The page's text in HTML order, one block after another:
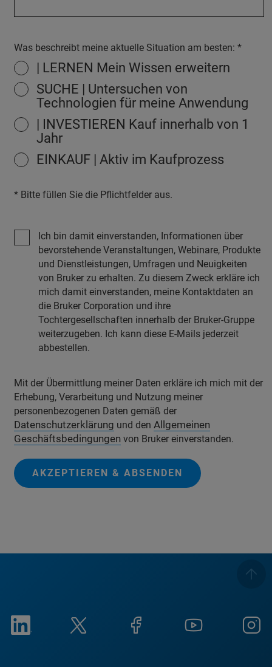
Was beschreibt meine aktuelle Situation am besten:
| LERNEN Mein Wissen erweitern
SUCHE | Untersuchen von
Technologien für meine Anwendung
| INVESTIEREN Kauf innerhalb von 1
Jahr
EINKAUF | Aktiv im Kaufprozess
* Bitte füllen Sie die Pflichtfelder aus.
Ich bin damit einverstanden, Informationen über
bevorstehende Veranstaltungen, Webinare, Produkte
und Dienstleistungen, Umfragen und Neuigkeiten
von Bruker zu erhalten. Zu diesem Zweck erkläre ich
mich damit einverstanden, meine Kontaktdaten an
die Bruker Corporation und ihre
Tochtergesellschaften innerhalb der Bruker-Gruppe
weiterzugeben. Ich kann diese E-Mails jederzeit
abbestellen.
Mit der Übermittlung meiner Daten erkläre ich mich mit der
Erhebung, Verarbeitung und Nutzung meiner
personenbezogenen Daten gemäß der
Datenschutzerklärung und den Allgemeinen
Geschäftsbedingungen von Bruker einverstanden.
AKZEPTIEREN & ABSENDEN